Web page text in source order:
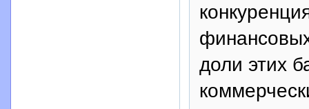
доли этих